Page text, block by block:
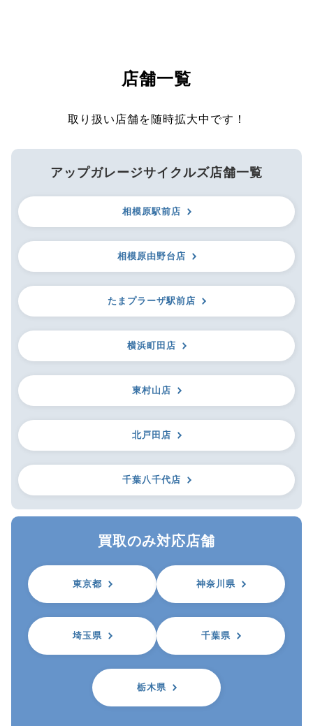
店舗一覧
取り扱い店舗を随時拡大中です！
アップガレージサイクルズ店舗一覧
相模原駅前店
相模原由野台店
たまプラーザ駅前店
横浜町田店
東村山店
北戸田店
千葉八千代店
買取のみ対応店舗
東京都 神奈川県
埼玉県 千葉県
栃木県